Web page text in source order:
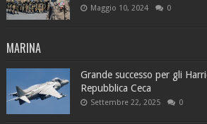
Maggio 10, 2024 0
MARINA
Grande successo per gli
Repubblica Ceca
Settembre 22, 2025 0